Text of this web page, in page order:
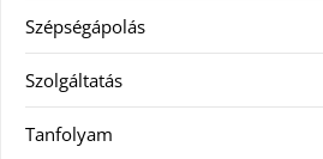
Szépségápolás
Szolgáltatás
Tanfolyam